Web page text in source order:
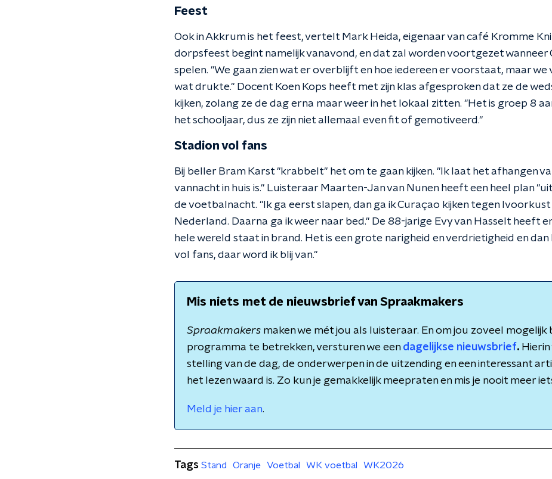
Feest
Ook in Akkrum is het feest, vertelt Mark Heida, eigenaar van café Kromme
dorpsfeest begint namelijk vanavond, en dat zal worden voortgezet wanneer
spelen. "We gaan zien wat er overblijft en hoe iedereen er voorstaat, maar we
wat drukte." Docent Koen Kops heeft met zijn klas afgesproken dat ze de
kijken, zolang ze de dag erna maar weer in het lokaal zitten. "Het is groep 8
het schooljaar, dus ze zijn niet allemaal even fit of gemotiveerd."
Stadion vol fans
Bij beller Bram Karst "krabbelt" het om te gaan kijken. "Ik laat het afhangen
vannacht in huis is." Luisteraar Maarten-Jan van Nunen heeft een heel plan
de voetbalnacht. "Ik ga eerst slapen, dan ga ik Curaçao kijken tegen Ivoorkust
Nederland. Daarna ga ik weer naar bed." De 88-jarige Evy van Hasselt heeft
hele wereld staat in brand. Het is een grote narigheid en verdrietigheid en dan
vol fans, daar word ik blij van."
Mis niets met de nieuwsbrief van Spraakmakers
Spraakmakers maken we mét jou als luisteraar. En om jou zoveel mogelijk
programma te betrekken, versturen we een dagelijkse nieuwsbrief.
stelling van de dag, de onderwerpen in de uitzending en een interessant
het lezen waard is. Zo kun je gemakkelijk meepraten en mis je nooit meer
Meld je hier aan.
Tags Stand Oranje Voetbal WK voetbal WK2026